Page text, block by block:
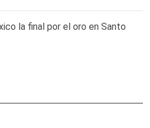
la final por el oro en Santo